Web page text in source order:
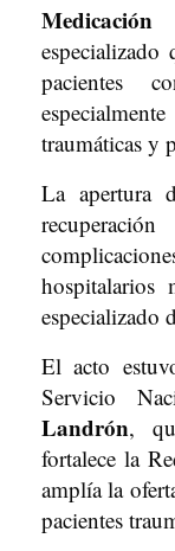
especializado
pacientes
traumáticas y
La apertura
hospitalarios
especializado
El acto
Servicio
Landrón,
fortalece la
amplía la
pacientes